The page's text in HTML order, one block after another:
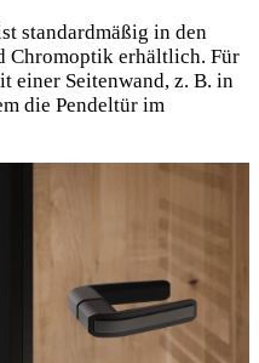
standardmäßig in den
Chromoptik erhältlich. Für
einer Seitenwand, z. B. in
die Pendeltür im